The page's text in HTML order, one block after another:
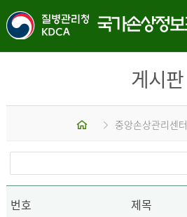
게시판
중앙손상관리센터
번호 제목